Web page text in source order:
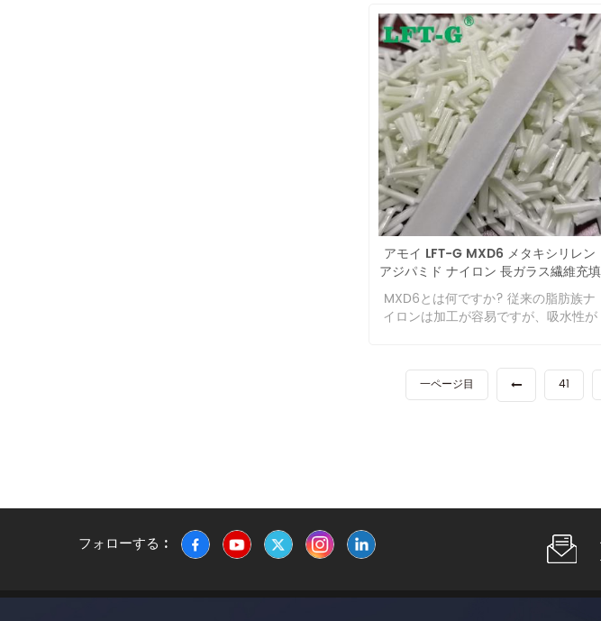
ています。 これは、自動車、電気およ
び電子機器、機械器具およびメータ
ー、工業部品およびその他の業界で広
く使用されている無色透明の半結晶性
熱可塑性ポリマーです。しかし、吸水
性が高く、耐酸性が悪く、乾燥状態お
よび低温での衝撃強度が低く、吸水後
に変形しやすく、製品の寸法安定性に
影響を与えるため、その適用範囲は限
られていました。ある程度。 上記の欠
点を改善し、その適用分野を拡大し、
使用上の性能要件をより適切に満たす
ために、衝撃、熱変形、成形および加
工の性能を向上させるために、PA66を
改質するさまざまな方法が使用されて
います。 PA66プラスチックの耐薬品
性。 ガラス繊維（GF）はPA66に比べ
て比強度、ヤング率が10～20倍あり、
がゼロに近く、耐熱性、耐熱性に優れ
ています。耐薬品性などに優れている
ため、ガラス繊維充填は PA66 の強化
れている部品の多くは、高強度プラス
ます。 金属と比較して、プラスチック
には 多くの重要な利点があります。 •
投資の削減•機械加工や塗装 などの仕
アモイ LFT-G MXD6 メタキシリレン
アジパミド ナイロン 長ガラス繊維充填
30% の高いバリア特性
MXD6とは何ですか? 従来の脂肪族ナ
イロンは加工が容易ですが、吸水性が
脂肪族製品の欠点を大幅に解決しまし
たが、加工の難易度は飛躍的に増加し
ました。 1972 年以降、東洋繊維と三
した。 ガスバリア性の高い包装材や土
木構造材などに広く使用されていま
す。 要約すると、MXD6 には次の利点
があります。 高い強度と弾性率。 ガラ
一ページ目 41
フォローする :